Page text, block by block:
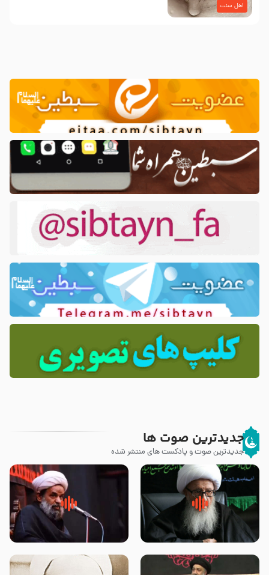
اهل سنت
جدیدترین صوت ها
جدیدترین صوت و پادکست های منتشر شده
زوّار اربعین امام حسین (علیه
السلام) با این اشتیاق به زیارت
روضه جانسوز پاره های جگر امام
حسن مجتبی علیه السلام-حجت